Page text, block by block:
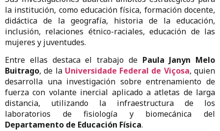
la institución, como educación física, formación docente,
didáctica de la geografía, historia de la educación,
inclusión, relaciones étnico-raciales, educación de las
mujeres y juventudes.
Entre ellas destaca el trabajo de Paula Janyn Melo
Buitrago, de la Universidade Federal de Viçosa, quien
desarrolla una investigación sobre entrenamiento de
fuerza con volante inercial aplicado a atletas de larga
distancia, utilizando la infraestructura de los
laboratorios de fisiología y biomecánica del
Departamento de Educación Física.